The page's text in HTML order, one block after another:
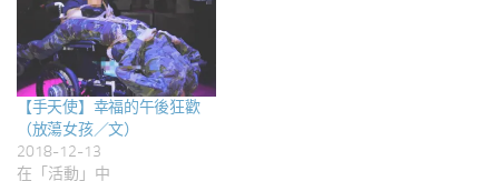
【手天使】幸福的午後狂歡
（放蕩女孩／文）
2018-12-13
在「活動」中